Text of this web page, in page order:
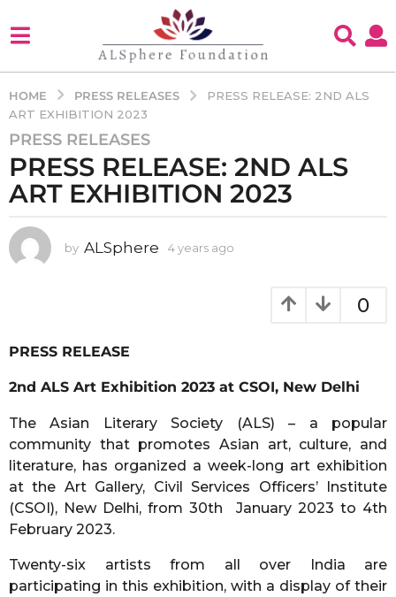
HOME PRESS RELEASES
PRESS RELEASE: 2ND ALS
ART EXHIBITION 2023
4
y
e
a
s
a
y
a
r
s
a
g
o
PRESS RELEASES
PRESS RELEASE: 2ND ALS
ART EXHIBITION 2023
by ALSphere 4 years ago
o
0
PRESS RELEASE
2nd ALS Art Exhibition 2023 at CSOI, New Delhi
The Asian Literary Society (ALS) – a popular
community that promotes Asian art, culture, and
literature, has organized a week-long art exhibition
at the Art Gallery, Civil Services Officers’ Institute
(CSOI), New Delhi, from 30th January 2023 to 4th
February 2023.
Twenty-six artists from all over India are
participating in this exhibition, with a display of their